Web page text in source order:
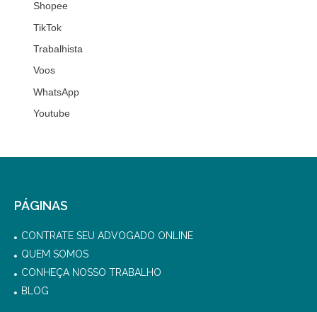
Shopee
TikTok
Trabalhista
Voos
WhatsApp
Youtube
PÁGINAS
CONTRATE SEU ADVOGADO ONLINE
QUEM SOMOS
CONHEÇA NOSSO TRABALHO
BLOG